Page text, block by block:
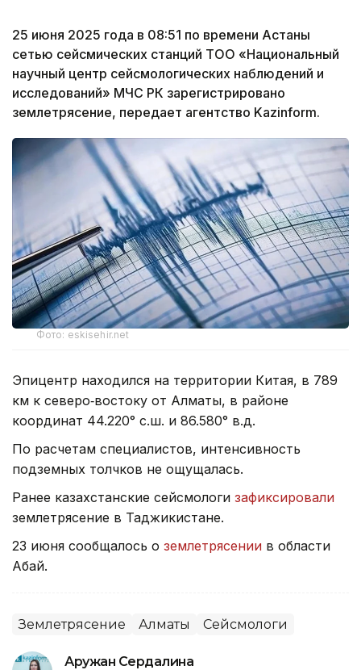
25 июня 2025 года в 08:51 по времени Астаны
сетью сейсмических станций ТОО «Национальный
научный центр сейсмологических наблюдений и
исследований» МЧС РК зарегистрировано
землетрясение, передает агентство Kazinform.
Фото: eskisehir.net
Эпицентр находился на территории Китая, в 789
км к северо‑востоку от Алматы, в районе
координат 44.220° с.ш. и 86.580° в.д.
По расчетам специалистов, интенсивность
подземных толчков не ощущалась.
Ранее казахстанские сейсмологи зафиксировали
землетрясение в Таджикистане.
23 июня сообщалось о землетрясении в области
Абай.
Землетрясение Алматы Сейсмологи
Аружан Сердалина